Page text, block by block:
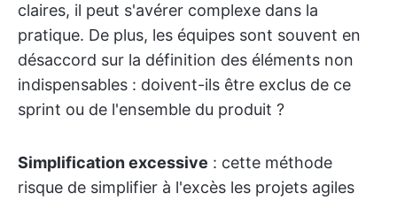
claires, il peut s'avérer complexe dans la
pratique. De plus, les équipes sont souvent en
désaccord sur la définition des éléments non
indispensables : doivent-ils être exclus de ce
sprint ou de l'ensemble du produit ?
Simplification excessive : cette méthode
risque de simplifier à l'excès les projets agiles